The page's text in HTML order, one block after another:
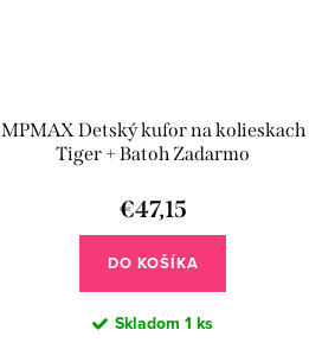
MPMAX Detský kufor na kolieskach
Tiger + Batoh Zadarmo
€47,15
DO KOŠÍKA
Skladom 1 ks